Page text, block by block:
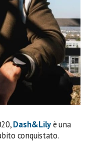
Dash&Lilyè una
conquistato.